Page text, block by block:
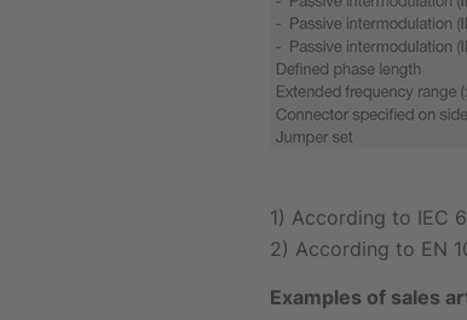
1) According to IEC
2) According to EN
Examples of sales